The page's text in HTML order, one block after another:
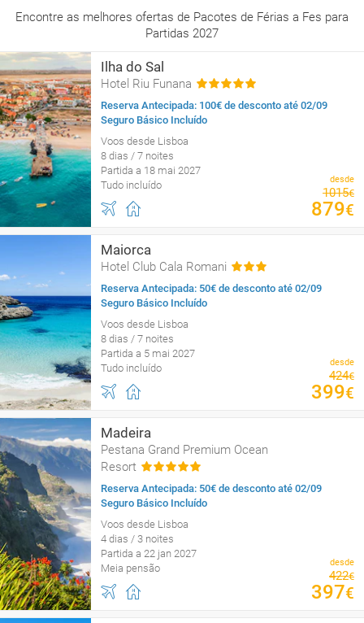
Encontre as melhores ofertas de Pacotes de Férias a Fes para
Partidas 2027
Ilha do Sal
Hotel Riu Funana
Reserva Antecipada: 100€ de desconto até 02/09
Seguro Básico Incluído
Voos desde Lisboa
8 dias / 7 noites
Partida a 18 mai 2027
Tudo incluído
desde
1015€
879€
Maiorca
Hotel Club Cala Romani
Reserva Antecipada: 50€ de desconto até 02/09
Seguro Básico Incluído
Voos desde Lisboa
8 dias / 7 noites
Partida a 5 mai 2027
Tudo incluído
desde
424€
399€
Madeira
Pestana Grand Premium Ocean
Resort
Reserva Antecipada: 50€ de desconto até 02/09
Seguro Básico Incluído
Voos desde Lisboa
4 dias / 3 noites
Partida a 22 jan 2027
Meia pensão
desde
422€
397€